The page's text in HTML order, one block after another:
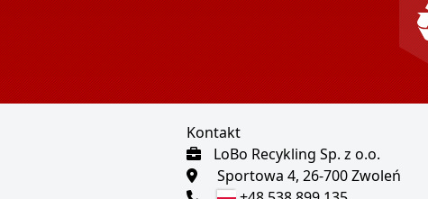
Kontakt
LoBo Recykling Sp. z o.o.
Sportowa 4, 26-700 Zwoleń